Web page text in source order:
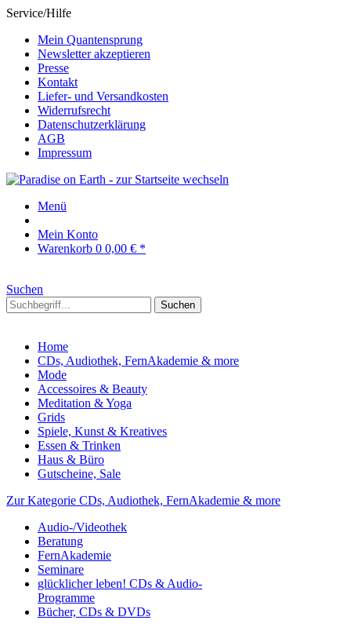
Service/Hilfe
Mein Quantensprung
Newsletter akzeptieren
Presse
Kontakt
Liefer- und Versandkosten
Widerrufsrecht
Datenschutzerklärung
AGB
Impressum
Menü
Mein Konto
Warenkorb 0 0,00 € *
Suchen
Suchen
Home
CDs, Audiothek, FernAkademie & more
Mode
Accessoires & Beauty
Meditation & Yoga
Grids
Spiele, Kunst & Kreatives
Essen & Trinken
Haus & Büro
Gutscheine, Sale
Zur Kategorie CDs, Audiothek, FernAkademie & more
Audio-/Videothek
Beratung
FernAkademie
Seminare
glücklicher leben! CDs & Audio-
Programme
Bücher, CDs & DVDs